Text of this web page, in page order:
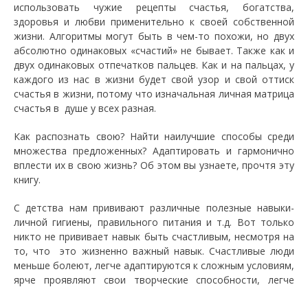
использовать чужие рецепты счастья, богатства,
здоровья и любви применительно к своей собственной
жизни. Алгоритмы могут быть в чем-то похожи, но двух
абсолютно одинаковых «счастий» не бывает. Также как и
двух одинаковых отпечатков пальцев. Как и на пальцах, у
каждого из нас в жизни будет свой узор и свой оттиск
счастья в жизни, потому что изначальная личная матрица
счастья в душе у всех разная.
Как распознать свою? Найти наилучшие способы среди
множества предложенных? Адаптировать и гармонично
вплести их в свою жизнь? Об этом вы узнаете, прочтя эту
книгу.
С детства нам прививают различные полезные навыки-
личной гигиены, правильного питания и т.д. Вот только
никто не прививает навык быть счастливым, несмотря на
то, что это жизненно важный навык. Счастливые люди
меньше болеют, легче адаптируются к сложным условиям,
ярче проявляют свои творческие способности, легче